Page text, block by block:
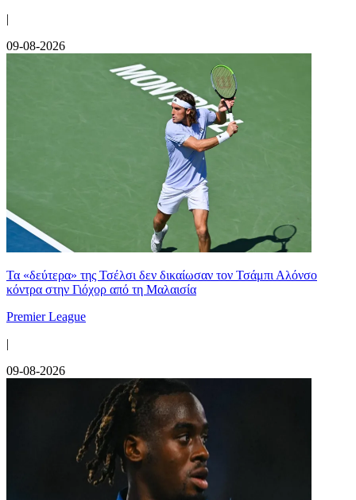
|
09-08-2026
Τα «δεύτερα» της Τσέλσι δεν δικαίωσαν τον Τσάμπι Αλόνσο
κόντρα στην Γιόχορ από τη Μαλαισία
Premier League
|
09-08-2026